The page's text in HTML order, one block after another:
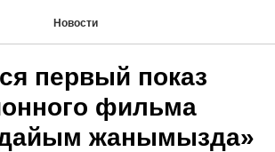
Новости
первый показ
фильма
жанымызда»